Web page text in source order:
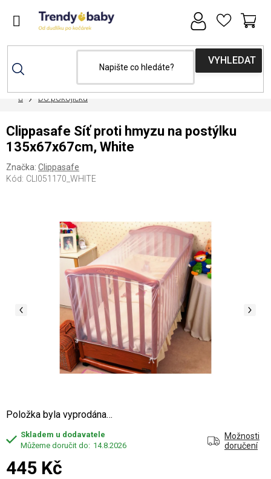
DomůDo pokojíčku
Položka byla vyprodána…
Skladem u dodavatele
14.8.2026
Možnosti
doručení
445 Kč
Clippasafe Síť proti hmyzu na postýlku
135x67x67cm, White
Značka: Clippasafe
Kód: CLI051170_WHITE